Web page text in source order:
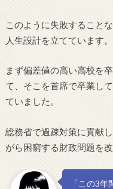
このように失敗すること
人生設計を立てています。
まず偏差値の高い高校を
て、そこを首席で卒業し
ていました。
総務省で過疎対策に貢献
がら困窮する財政問題を
「この3